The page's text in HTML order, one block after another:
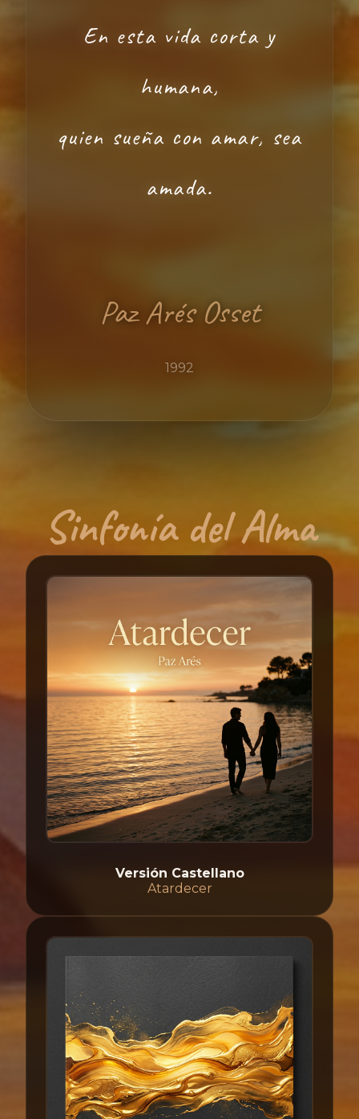
En esta vida corta y
humana,
quien sueña con amar, sea
amada.
Paz Arés Osset
1992
Sinfonía del Alma
Versión Castellano
Atardecer